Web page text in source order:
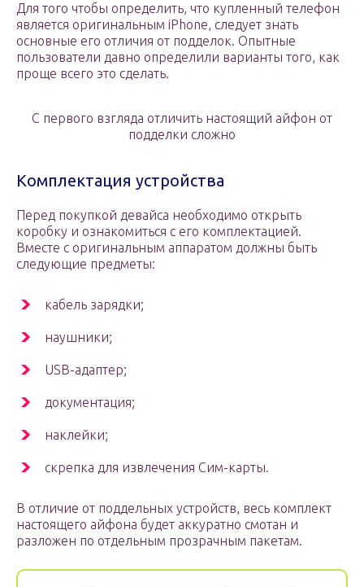
Для того чтобы определить, что купленный телефон
является оригинальным iPhone, следует знать
основные его отличия от подделок. Опытные
пользователи давно определили варианты того, как
проще всего это сделать.
С первого взгляда отличить настоящий айфон от
подделки сложно
Комплектация устройства
Перед покупкой девайса необходимо открыть
коробку и ознакомиться с его комплектацией.
Вместе с оригинальным аппаратом должны быть
следующие предметы:
кабель зарядки;
наушники;
USB-адаптер;
документация;
наклейки;
скрепка для извлечения Сим-карты.
В отличие от поддельных устройств, весь комплект
настоящего айфона будет аккуратно смотан и
разложен по отдельным прозрачным пакетам.